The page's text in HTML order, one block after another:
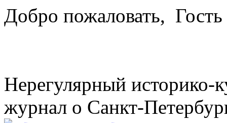
Добро пожаловать, Гость
Нерегулярный историко-
журнал о Санкт-